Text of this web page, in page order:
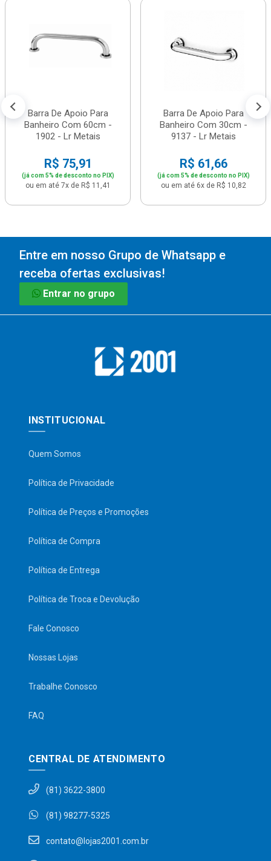
Barra De Apoio Para
Banheiro Com 60cm -
1902 - Lr Metais
R$ 75,91
(já com 5% de desconto no PIX)
ou em até 7x de R$ 11,41
Barra De Apoio Para
Banheiro Com 30cm -
9137 - Lr Metais
R$ 61,66
(já com 5% de desconto no PIX)
ou em até 6x de R$ 10,82
Entre em nosso Grupo de Whatsapp e
receba ofertas exclusivas!
Entrar no grupo
INSTITUCIONAL
Quem Somos
Política de Privacidade
Política de Preços e Promoções
Política de Compra
Política de Entrega
Política de Troca e Devolução
Fale Conosco
Nossas Lojas
Trabalhe Conosco
FAQ
CENTRAL DE ATENDIMENTO
(81) 3622-3800
(81) 98277-5325
contato@lojas2001.com.br